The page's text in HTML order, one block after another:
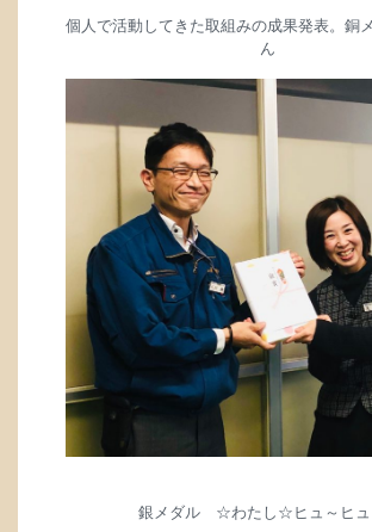
個人で活動してきた取組みの成果発表。 銅
ん
銀メダル ☆わたし☆ヒュ～ヒ